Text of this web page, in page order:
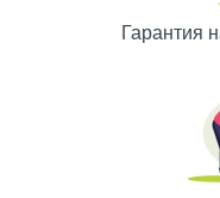
Гарантия